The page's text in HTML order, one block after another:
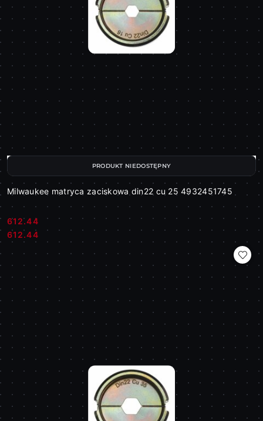
Milwaukee matryca zaciskowa din22 cu 25 4932451745
Cena:
612.44
Cena:
612.44
PRODUKT NIEDOSTĘPNY